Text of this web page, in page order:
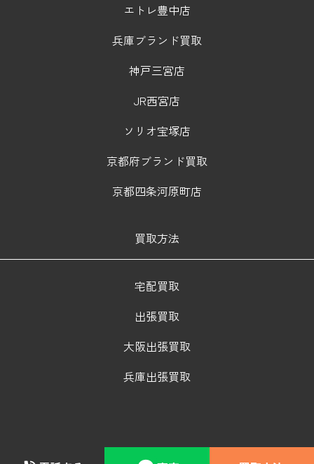
エトレ豊中店
兵庫ブランド買取
神戸三宮店
JR西宮店
ソリオ宝塚店
京都府ブランド買取
京都四条河原町店
買取方法
宅配買取
出張買取
大阪出張買取
兵庫出張買取